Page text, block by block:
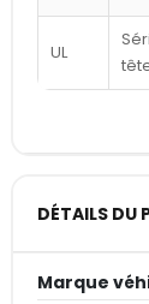
UL
DÉTAILS DU
Marque